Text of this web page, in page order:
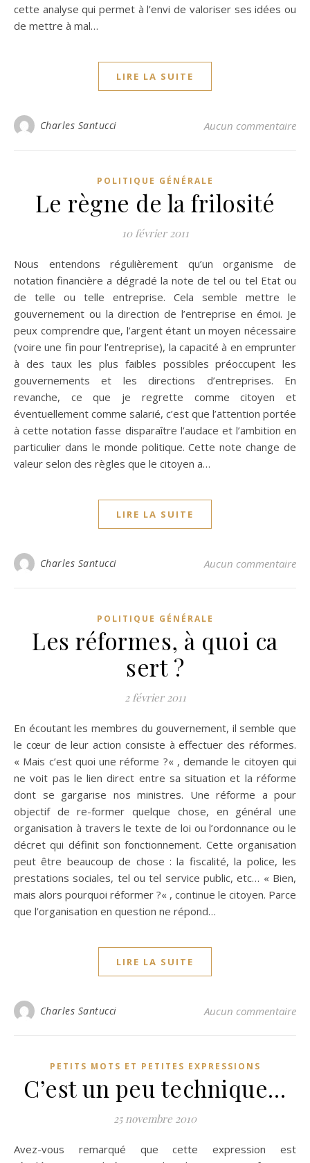
cette analyse qui permet à l’envi de valoriser ses idées ou
de mettre à mal…
LIRE LA SUITE
Charles Santucci Aucun commentaire
POLITIQUE GÉNÉRALE
Le règne de la frilosité
10 février 2011
Nous entendons régulièrement qu’un organisme de
notation financière a dégradé la note de tel ou tel Etat ou
de telle ou telle entreprise. Cela semble mettre le
gouvernement ou la direction de l’entreprise en émoi. Je
peux comprendre que, l’argent étant un moyen nécessaire
(voire une fin pour l’entreprise), la capacité à en emprunter
à des taux les plus faibles possibles préoccupent les
gouvernements et les directions d’entreprises. En
revanche, ce que je regrette comme citoyen et
éventuellement comme salarié, c’est que l’attention portée
à cette notation fasse disparaître l’audace et l’ambition en
particulier dans le monde politique. Cette note change de
valeur selon des règles que le citoyen a…
LIRE LA SUITE
Charles Santucci Aucun commentaire
POLITIQUE GÉNÉRALE
Les réformes, à quoi ca
sert ?
2 février 2011
En écoutant les membres du gouvernement, il semble que
le cœur de leur action consiste à effectuer des réformes.
« Mais c’est quoi une réforme ?« , demande le citoyen qui
ne voit pas le lien direct entre sa situation et la réforme
dont se gargarise nos ministres. Une réforme a pour
objectif de re-former quelque chose, en général une
organisation à travers le texte de loi ou l’ordonnance ou le
décret qui définit son fonctionnement. Cette organisation
peut être beaucoup de chose : la fiscalité, la police, les
prestations sociales, tel ou tel service public, etc… « Bien,
mais alors pourquoi réformer ?« , continue le citoyen. Parce
que l’organisation en question ne répond…
LIRE LA SUITE
Charles Santucci Aucun commentaire
PETITS MOTS ET PETITES EXPRESSIONS
C’est un peu technique…
25 novembre 2010
Avez-vous remarqué que cette expression est